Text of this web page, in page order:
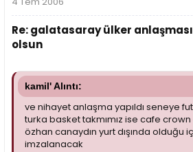
Re: galatasaray ülker anlaşması
olsun
kamil' Alıntı:
ve nihayet anlaşma yapıldı seneye
turka basket takmımız ise cafe
özhan canaydın yurt dışında olduğu
imzalanacak